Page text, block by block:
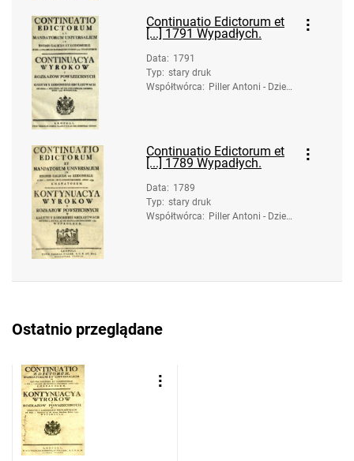
Continuatio Edictorum et
[...] 1791 Wypadłych.
Data: 1791
Typ: stary druk
Współtwórca: Piller Antoni - Dzied
Continuatio Edictorum et
[...] 1789 Wypadłych.
Data: 1789
Typ: stary druk
Współtwórca: Piller Antoni - Dzied
Ostatnio przeglądane